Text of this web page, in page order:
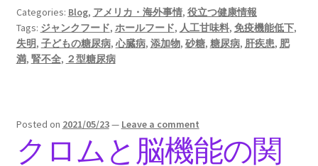
Categories: Blog, アメリカ・海外事情, 役立つ健康情報
Tags: ジャンクフード, ホールフード, 人工甘味料, 免疫機能低下,
失明, 子どもの糖尿病, 心臓病, 添加物, 砂糖, 糖尿病, 肝疾患, 肥
満, 腎不全, ２型糖尿病
Posted on 2021/05/23— Leave a comment
クロムと脳機能の関